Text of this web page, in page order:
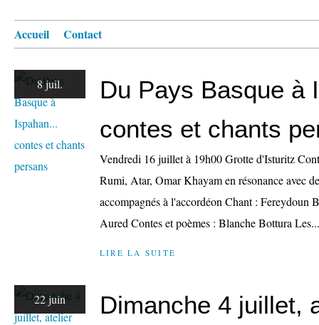
Accueil Contact
8 juil.
Du Pays Basque à
contes et chants
Vendredi 16 juillet à 19h00 Grotte d'Isturitz
Rumi, Atar, Omar Khayam en résonance avec
accompagnés à l'accordéon Chant : Fereydoun
Aured Contes et poèmes : Blanche Bottura Les...
LIRE LA SUITE
22 juin
Dimanche 4 juillet,